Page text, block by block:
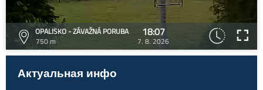
OPALISKO - ZÁVAŽNÁ PORUBA
750 m
18:07
7. 8. 2026
Актуальная инфо